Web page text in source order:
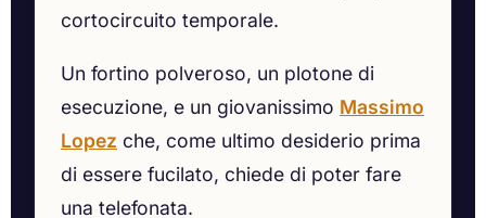
cortocircuito temporale.
Un fortino polveroso, un plotone di
esecuzione, e un giovanissimo Massimo
Lopez che, come ultimo desiderio prima
di essere fucilato, chiede di poter fare
una telefonata.